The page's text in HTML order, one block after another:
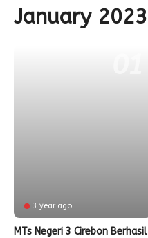
January 2023
3 year ago
MTs Negeri 3 Cirebon Berhasil